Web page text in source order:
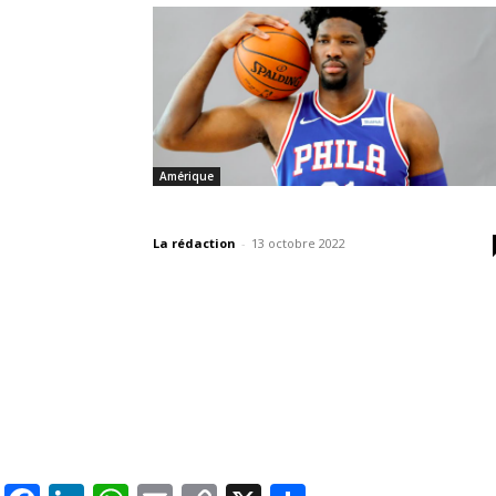
Amérique
La rédaction - 13 octobre 2022